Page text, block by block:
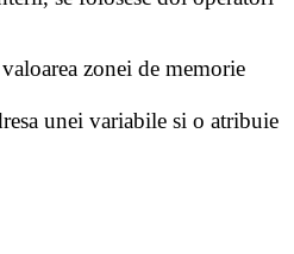
zonei de memorie
unei variabile si o atribuie